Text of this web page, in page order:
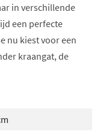
in verschillende
een perfecte
nu kiest voor een
kraangat, de
stijlvolle